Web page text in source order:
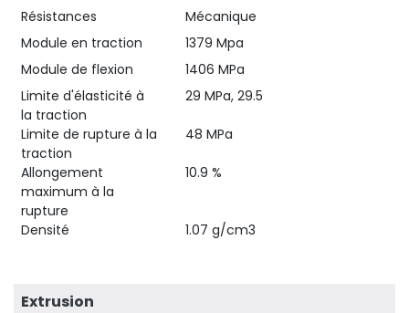
Résistances
Mécanique
Module en traction
1379 Mpa
Module de flexion
1406 MPa
Limite d'élasticité à
la traction
29 MPa, 29.5
Limite de rupture à la
traction
48 MPa
Allongement
maximum à la
rupture
10.9 %
Densité 1.07 g/cm3
Extrusion